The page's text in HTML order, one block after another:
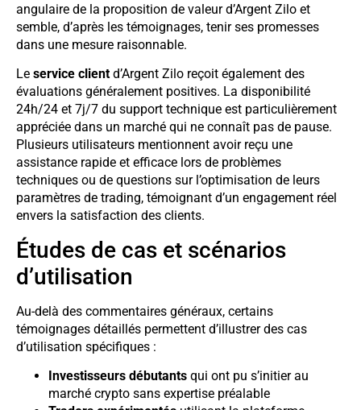
angulaire de la proposition de valeur d’Argent Zilo et
semble, d’après les témoignages, tenir ses promesses
dans une mesure raisonnable.
Le service client d’Argent Zilo reçoit également des
évaluations généralement positives. La disponibilité
24h/24 et 7j/7 du support technique est particulièrement
appréciée dans un marché qui ne connaît pas de pause.
Plusieurs utilisateurs mentionnent avoir reçu une
assistance rapide et efficace lors de problèmes
techniques ou de questions sur l’optimisation de leurs
paramètres de trading, témoignant d’un engagement réel
envers la satisfaction des clients.
Études de cas et scénarios
d’utilisation
Au-delà des commentaires généraux, certains
témoignages détaillés permettent d’illustrer des cas
d’utilisation spécifiques :
Investisseurs débutants qui ont pu s’initier au
marché crypto sans expertise préalable